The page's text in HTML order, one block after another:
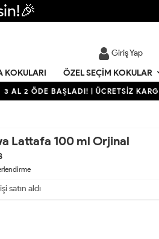
Giriş Yap
KOKULARI ÖZEL SEÇIM KOKULAR
3 AL 2 ÖDE BAŞLADI! | ÜCRETSİZ KARGO
Lattafa 100 ml Orjinal
satın aldı